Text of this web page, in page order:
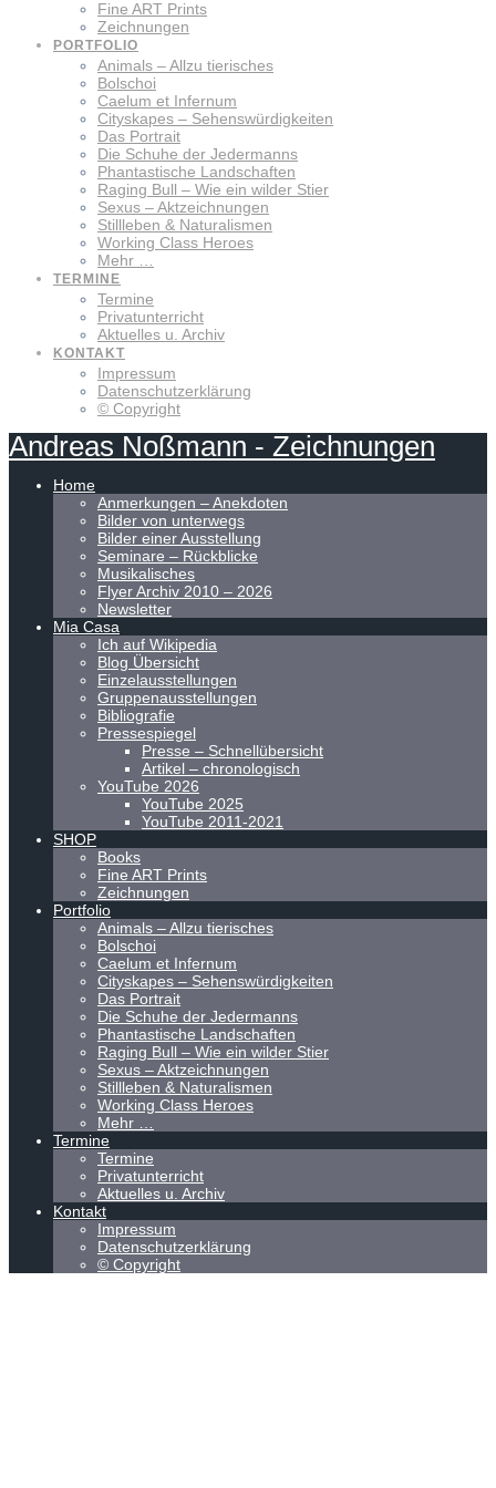
Fine ART Prints
Zeichnungen
PORTFOLIO
Animals – Allzu tierisches
Bolschoi
Caelum et Infernum
Cityskapes – Sehenswürdigkeiten
Das Portrait
Die Schuhe der Jedermanns
Phantastische Landschaften
Raging Bull – Wie ein wilder Stier
Sexus – Aktzeichnungen
Stillleben & Naturalismen
Working Class Heroes
Mehr …
TERMINE
Termine
Privatunterricht
Aktuelles u. Archiv
KONTAKT
Impressum
Datenschutzerklärung
© Copyright
Andreas Noßmann - Zeichnungen
Home
Anmerkungen – Anekdoten
Bilder von unterwegs
Bilder einer Ausstellung
Seminare – Rückblicke
Musikalisches
Flyer Archiv 2010 – 2026
Newsletter
Mia Casa
Ich auf Wikipedia
Blog Übersicht
Einzelausstellungen
Gruppenausstellungen
Bibliografie
Pressespiegel
Presse – Schnellübersicht
Artikel – chronologisch
YouTube 2026
YouTube 2025
YouTube 2011-2021
SHOP
Books
Fine ART Prints
Zeichnungen
Portfolio
Animals – Allzu tierisches
Bolschoi
Caelum et Infernum
Cityskapes – Sehenswürdigkeiten
Das Portrait
Die Schuhe der Jedermanns
Phantastische Landschaften
Raging Bull – Wie ein wilder Stier
Sexus – Aktzeichnungen
Stillleben & Naturalismen
Working Class Heroes
Mehr …
Termine
Termine
Privatunterricht
Aktuelles u. Archiv
Kontakt
Impressum
Datenschutzerklärung
© Copyright